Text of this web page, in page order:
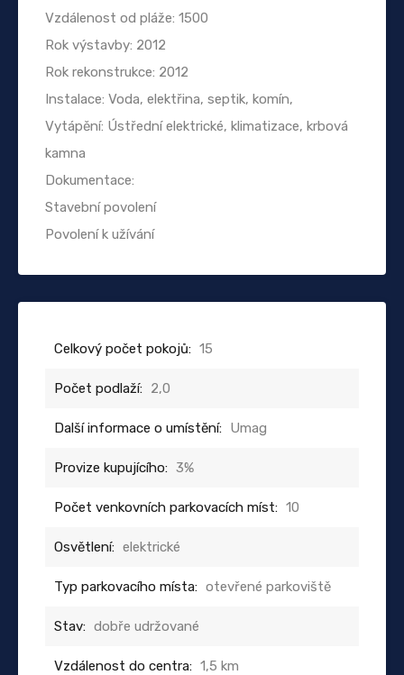
Vzdálenost od pláže: 1500
Rok výstavby: 2012
Rok rekonstrukce: 2012
Instalace: Voda, elektřina, septik, komín,
Vytápění: Ústřední elektrické, klimatizace, krbová
kamna
Dokumentace:
Stavební povolení
Povolení k užívání
Celkový počet pokojů: 15
Počet podlaží: 2,0
Další informace o umístění: Umag
Provize kupujícího: 3%
Počet venkovních parkovacích míst: 10
Osvětlení: elektrické
Typ parkovacího místa: otevřené parkoviště
Stav: dobře udržované
Vzdálenost do centra: 1,5 km